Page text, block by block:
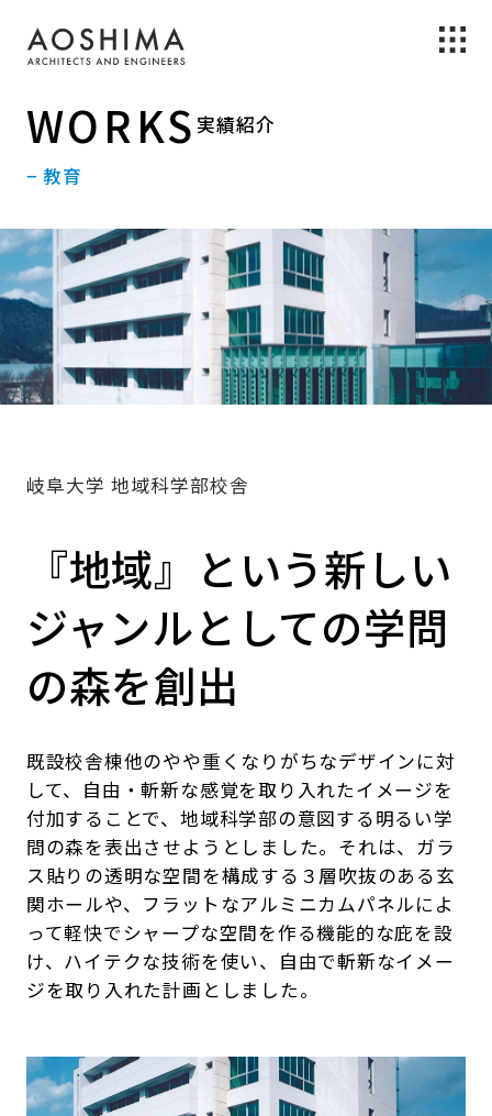
WORKS 実績紹介
− 教育
岐阜大学 地域科学部校舎
『地域』という新しい
ジャンルとしての学問
の森を創出
既設校舎棟他のやや重くなりがちなデザインに対
して、自由・斬新な感覚を取り入れたイメージを
付加することで、地域科学部の意図する明るい学
問の森を表出させようとしました。それは、ガラ
ス貼りの透明な空間を構成する３層吹抜のある玄
関ホールや、フラットなアルミニカムパネルによ
って軽快でシャープな空間を作る機能的な庇を設
け、ハイテクな技術を使い、自由で斬新なイメー
ジを取り入れた計画としました。